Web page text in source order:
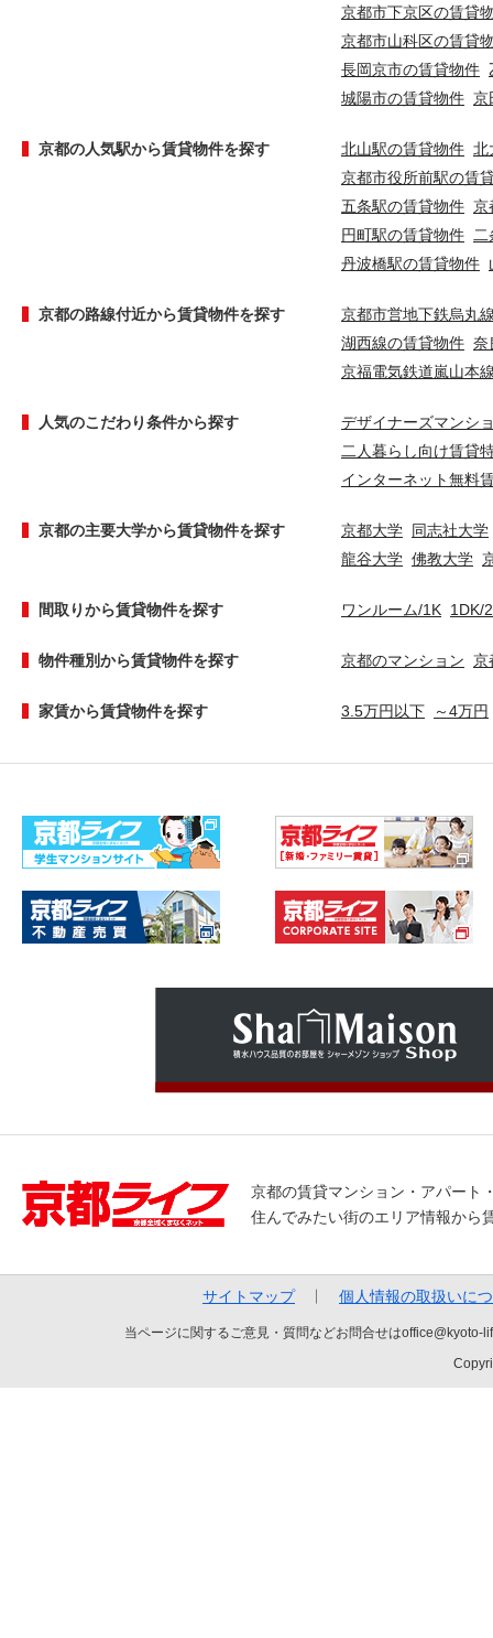
京都市下京区の賃貸
京都市山科区の賃貸
長岡京市の賃貸物件
城陽市の賃貸物件 京
京都の人気駅から賃貸物件を探す 北山駅の賃貸物件 北
京都市役所前駅の賃
五条駅の賃貸物件 京
円町駅の賃貸物件
丹波橋駅の賃貸物件
京都の路線付近から賃貸物件を探す
京都市営地下鉄烏丸
湖西線の賃貸物件 奈
京福電気鉄道嵐山本
人気のこだわり条件から探す
デザイナーズマンシ
二人暮らし向け賃貸
インターネット無料
京都の主要大学から賃貸物件を探す 京都大学 同志社大学
龍谷大学 佛教大学
間取りから賃貸物件を探す ワンルーム/1K 1DK/
物件種別から賃貸物件を探す 京都のマンション 京
家賃から賃貸物件を探す 3.5万円以下 ～4万円
京都の賃貸マンション・アパート
住んでみたい街のエリア情報から
サイトマップ 個人情報の取扱いに
当ページに関するご意見・質問などお問合せは